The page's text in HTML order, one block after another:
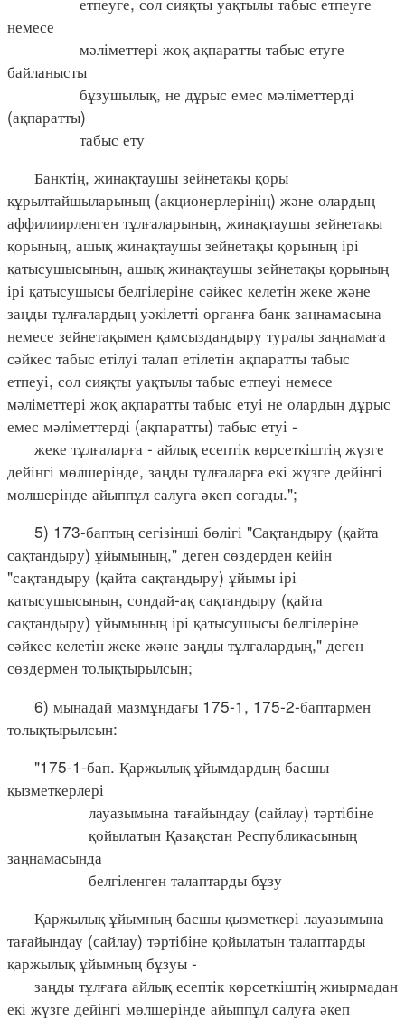
немесе
мәліметтері жоқ ақпаратты табыс етуге
байланысты
бұзушылық, не дұрыс емес мәліметтерді
(ақпаратты)
табыс ету
Банктің, жинақтаушы зейнетақы қоры
құрылтайшыларының (акционерлерінің) және олардың
аффилиирленген тұлғаларының, жинақтаушы зейнетақы
қорының, ашық жинақтаушы зейнетақы қорының ірі
қатысушысының, ашық жинақтаушы зейнетақы қорының
ірі қатысушысы белгілеріне сәйкес келетін жеке және
заңды тұлғалардың уәкілетті органға банк заңнамасына
немесе зейнетақымен қамсыздандыру туралы заңнамаға
сәйкес табыс етілуі талап етілетін ақпаратты табыс
етпеуі, сол сияқты уақтылы табыс етпеуі немесе
мәліметтері жоқ ақпаратты табыс етуі не олардың дұрыс
емес мәліметтерді (ақпаратты) табыс етуі -
жеке тұлғаларға - айлық есептік көрсеткіштің жүзге
дейінгі мөлшерінде, заңды тұлғаларға екі жүзге дейінгі
мөлшерінде айыппұл салуға әкеп соғады.";
5) 173-баптың сегізінші бөлігі "Сақтандыру (қайта
сақтандыру) ұйымының," деген сөздерден кейін
"сақтандыру (қайта сақтандыру) ұйымы ірі
қатысушысының, сондай-ақ сақтандыру (қайта
сақтандыру) ұйымының ірі қатысушысы белгілеріне
сәйкес келетін жеке және заңды тұлғалардың," деген
сөздермен толықтырылсын;
6) мынадай мазмұндағы 175-1, 175-2-баптармен
толықтырылсын:
"175-1-бап. Қаржылық ұйымдардың басшы
қызметкерлері
лауазымына тағайындау (сайлау) тәртібіне
қойылатын Қазақстан Республикасының
заңнамасында
белгіленген талаптарды бұзу
Қаржылық ұйымның басшы қызметкері лауазымына
тағайындау (сайлау) тәртібіне қойылатын талаптарды
қаржылық ұйымның бұзуы -
заңды тұлғаға айлық есептік көрсеткіштің жиырмадан
екі жүзге дейінгі мөлшерінде айыппұл салуға әкеп